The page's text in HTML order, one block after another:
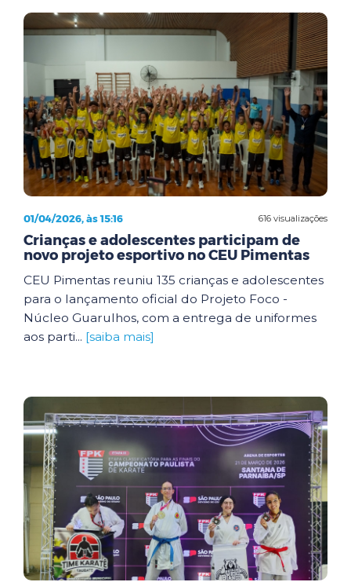
616 visualizações
01/04/2026, às 15:16
Crianças e adolescentes participam de
novo projeto esportivo no CEU Pimentas
CEU Pimentas reuniu 135 crianças e adolescentes
para o lançamento oficial do Projeto Foco -
Núcleo Guarulhos, com a entrega de uniformes
aos parti... [saiba mais]